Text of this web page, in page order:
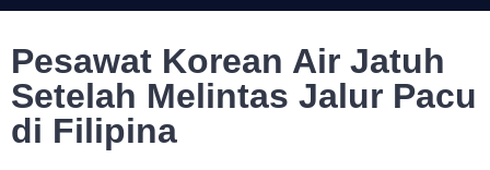
Pesawat Korean Air Jatuh
Setelah Melintas Jalur Pacu
di Filipina